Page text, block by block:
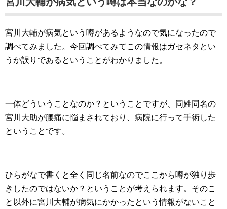
宮川大輔が病気という噂があるようなので気になったので
調べてみました。今回調べてみてこの情報はガセネタとい
うか誤りであるということがわかりました。
一体どういうことなのか？ということですが、同姓同名の
宮川大助が腰痛に悩まされており、病院に行って手術した
ということです。
ひらがなで書くと全く同じ名前なのでここから噂が独り歩
きしたのではないか？ということが考えられます。そのこ
と以外に宮川大輔が病気にかかったという情報がないこと